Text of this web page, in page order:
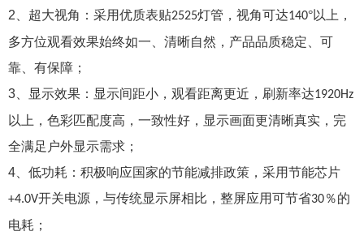
2 、超大视角：采用优质表贴2525灯管，视角可达140°以上，
多方位观看效果始终如一、清晰自然，产品品质稳定、可
靠、有保障；
3 、显示效果：显示间距小，观看距离更近，刷新率达1920Hz
以上，色彩匹配度高，一致性好，显示画面更清晰真实，完
全满足户外显示需求；
4 、低功耗：积极响应国家的节能减排政策，采用节能芯片
+4.0V开关电源，与传统显示屏相比，整屏应用可节省30％的
电耗；